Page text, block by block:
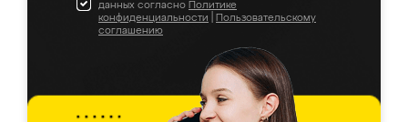
данных согласно Политике
конфиденциальности
Пользовательскому
соглашению